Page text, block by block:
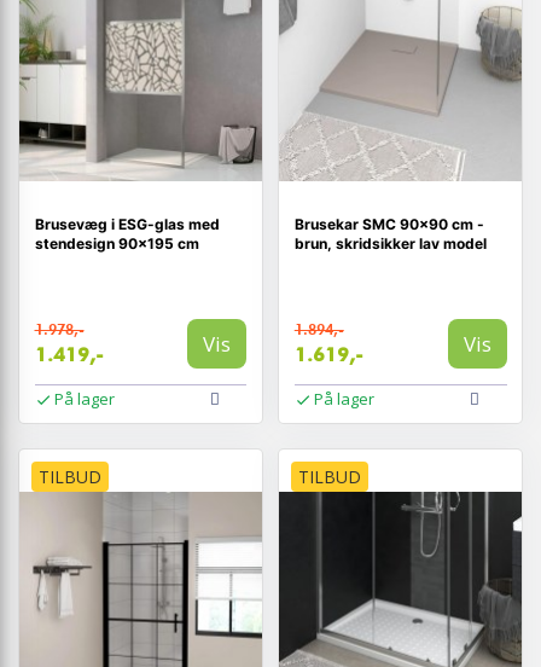
Brusevæg i ESG-glas med
stendesign 90×195 cm
1.978,-
1.419,- Vis
På lager
Brusekar SMC 90×90 cm -
brun, skridsikker lav model
1.894,-
1.619,- Vis
På lager
TILBUD TILBUD